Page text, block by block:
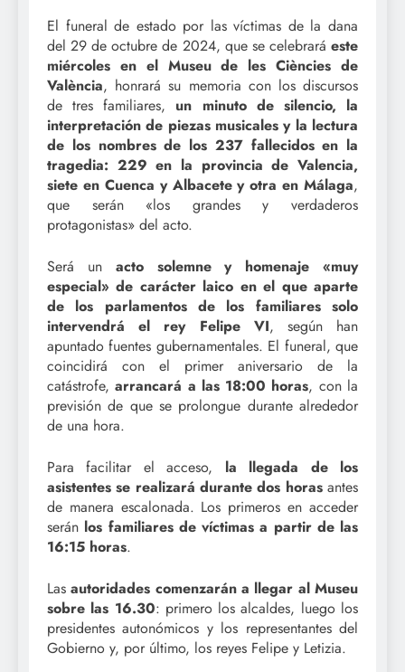
El funeral de estado por las víctimas de la dana
del 29 de octubre de 2024, que se celebrará este
miércoles en el Museu de les Ciències de
València, honrará su memoria con los discursos
de tres familiares, un minuto de silencio, la
interpretación de piezas musicales y la lectura
de los nombres de los 237 fallecidos en la
tragedia: 229 en la provincia de Valencia,
siete en Cuenca y Albacete y otra en Málaga,
que serán «los grandes y verdaderos
protagonistas» del acto.
Será un acto solemne y homenaje «muy
especial» de carácter laico en el que aparte
de los parlamentos de los familiares solo
intervendrá el rey Felipe VI, según han
apuntado fuentes gubernamentales. El funeral, que
coincidirá con el primer aniversario de la
catástrofe,arrancará a las 18:00 horas, con la
previsión de que se prolongue durante alrededor
de una hora.
Para facilitar el acceso, la llegada de los
asistentes se realizará durante dos horasantes
de manera escalonada. Los primeros en acceder
serán los familiares de víctimas a partir de las
16:15 horas.
Lasautoridades comenzarán a llegar al Museu
sobre las 16.30: primero los alcaldes, luego los
presidentes autonómicos y los representantes del
Gobierno y, por último, los reyes Felipe y Letizia.